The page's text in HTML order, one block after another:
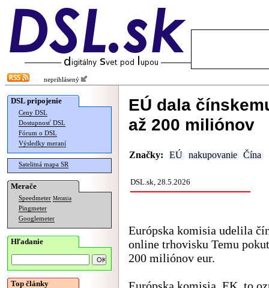
neprihlásený
DSL pripojenie
Ceny DSL
Dostupnosť DSL
Fórum o DSL
Výsledky meraní
Satelitná mapa SR
Merače
Speedmeter Merania
Pingmeter
Googlemeter
Hľadanie
Top články
EÚ dala
až 200 miliónov
Značky: EÚ nakupovanie Čína
DSL.sk, 28.5.2026
Európska komisia udelila
online trhovisku Temu
200 miliónov eur.